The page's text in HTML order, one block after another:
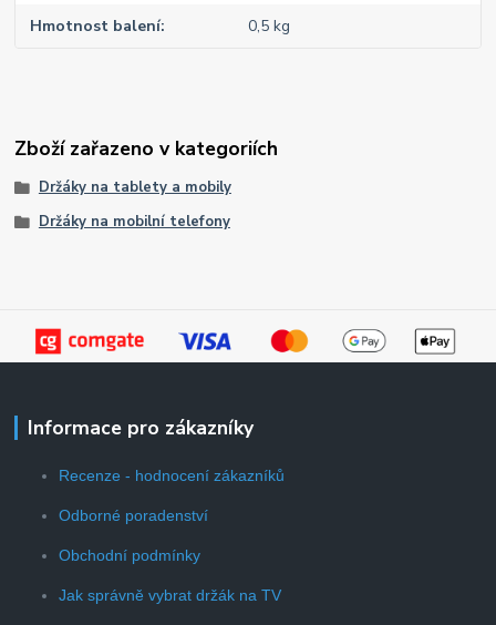
Hmotnost balení 0,5 kg
Zboží zařazeno v kategoriích
Držáky na tablety a mobily
Držáky na mobilní telefony
Informace pro zákazníky
Recenze - hodnocení zákazníků
Odborné poradenství
Obchodní podmínky
Jak správně vybrat držák na TV